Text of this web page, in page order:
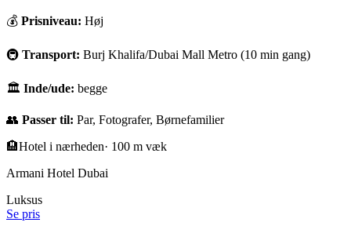
💰 Prisniveau: Høj
🚇 Transport: Burj Khalifa/Dubai Mall Metro (10 min gang)
🏛 Inde/ude: begge
👥 Passer til: Par, Fotografer, Børnefamilier
🏨Hotel i nærheden· 100 m væk
Armani Hotel Dubai
Luksus
Se pris